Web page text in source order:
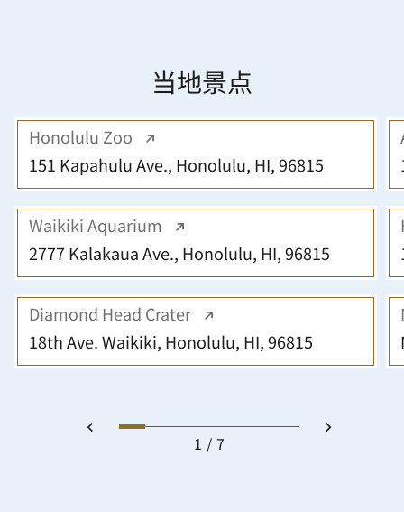
当地景点
Honolulu Zoo
151 Kapahulu Ave., Honolulu, HI, 96815
Waikiki Aquarium
2777 Kalakaua Ave., Honolulu, HI, 96815
Diamond Head Crater
18th Ave. Waikiki, Honolulu, HI, 96815
1 7